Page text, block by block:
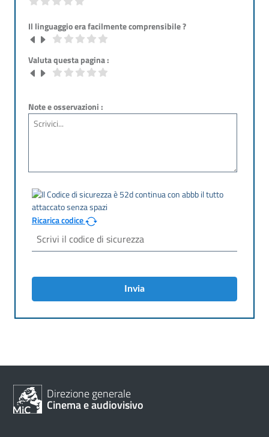
Il linguaggio era facilmente comprensibile ?
Valuta questa pagina :
Note e osservazioni :
Ricarica codice
Invia
Direzione generale
Cinema e audiovisivo